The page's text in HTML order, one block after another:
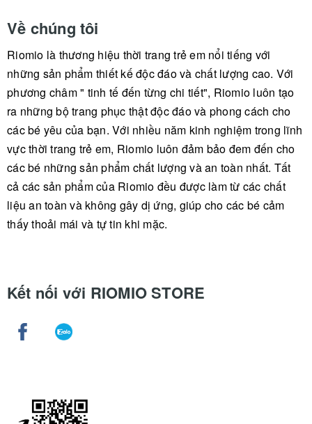
Về chúng tôi
Riomio là thương hiệu thời trang trẻ em nổi tiếng với
những sản phẩm thiết kế độc đáo và chất lượng cao. Với
phương châm " tinh tế đến từng chi tiết", Riomio luôn tạo
ra những bộ trang phục thật độc đáo và phong cách cho
các bé yêu của bạn. Với nhiều năm kinh nghiệm trong lĩnh
vực thời trang trẻ em, Riomio luôn đảm bảo đem đến cho
các bé những sản phẩm chất lượng và an toàn nhất. Tất
cả các sản phẩm của Riomio đều được làm từ các chất
liệu an toàn và không gây dị ứng, giúp cho các bé cảm
thấy thoải mái và tự tin khi mặc.
Kết nối với RIOMIO STORE